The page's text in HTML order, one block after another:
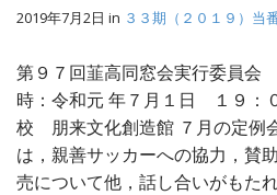
2019年7月2日 in ３３期（２０１９）当
第９７回韮高同窓会実行委員
時：令和元 年７月１日 １９：
校 朋来文化創造館 ７月の定例
は，親善サッカーへの協力，賛
売について他，話し合いがもた